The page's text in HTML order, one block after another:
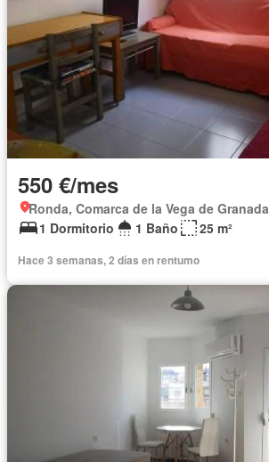
550 €/mes
Ronda, Comarca de la Vega de Granada
1 Dormitorio
1 Baño 25 m²
Hace 3 semanas, 2 días en rentumo